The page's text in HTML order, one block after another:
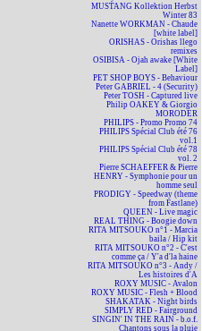
MUSTANG Kollektion Herbst
Winter 83
Nanette WORKMAN - Chaude
[white label]
ORISHAS - Orishas llego
remixes
OSIBISA - Ojah awake [White
Label]
PET SHOP BOYS - Behaviour
Peter GABRIEL - 4 (Security)
Peter TOSH - Captured live
Philip OAKEY & Giorgio
MORODER
PHILIPS - Promo Promo 74
PHILIPS Spécial Club été 76
vol.1
PHILIPS Spécial Club été 78
vol. 2
Pierre SCHAEFFER & Pierre
HENRY - Symphonie pour un
homme seul
PRODIGY - Speedway (theme
from Fastlane)
QUEEN - Live magic
REAL THING - Boogie down
RITA MITSOUKO n°1 - Marcia
baila / Hip kit
RITA MITSOUKO n°2 - C'est
comme ça / Y'a d'la haine
RITA MITSOUKO n°3 - Andy /
Les histoires d'A
ROXY MUSIC - Avalon
ROXY MUSIC - Flesh + Blood
SHAKATAK - Night birds
SIMPLY RED - Fairground
SINGIN' IN THE RAIN - b.o.f.
Chantons sous la pluie